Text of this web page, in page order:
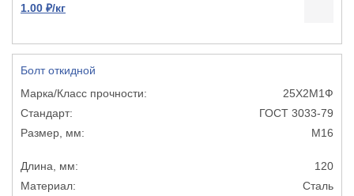
1.00 ₽/кг
Болт откидной
25Х2М1Ф
ГОСТ 3033-79
М16
120
Сталь